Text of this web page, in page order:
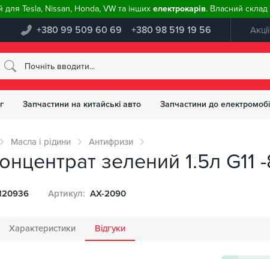
для Tesla, Nissan, Honda, VW та інших електрокарів. Власний склад
+380 99 509 60 69 +380 98 519 19 56 Акції
Запчастини на китайські авто Запчастини до
Масла і рідини Антифризи
зелений 1.5л G11
Характеристики Відгуки
Артикул: AX-2090